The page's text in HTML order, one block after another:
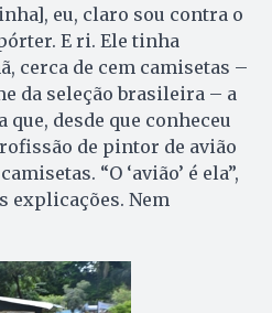
eu, claro sou contra o
E ri. Ele tinha
cerca de cem camisetas –
da seleção brasileira – a
que, desde que conheceu
de pintor de avião
“O ‘avião’ é ela”,
explicações. Nem